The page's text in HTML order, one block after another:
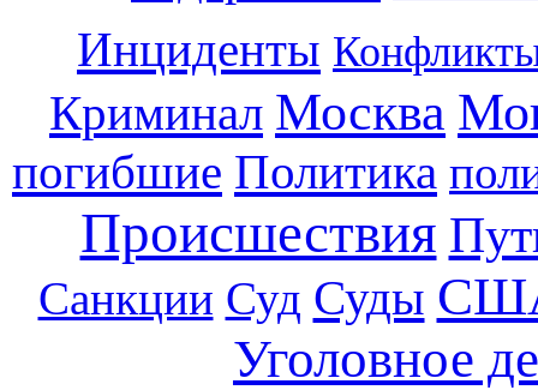
Инциденты
Криминал Москва
погибшие Политика
Происшествия
Санкции Суд Суды
Уголовное